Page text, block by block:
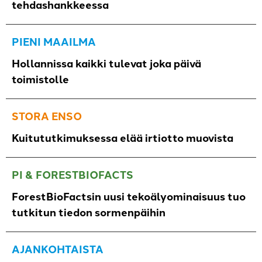
tehdashankkeessa
PIENI MAAILMA
Hollannissa kaikki tulevat joka päivä
toimistolle
STORA ENSO
Kuitututkimuksessa elää irtiotto muovista
PI & FORESTBIOFACTS
ForestBioFactsin uusi tekoälyominaisuus tuo
tutkitun tiedon sormenpäihin
AJANKOHTAISTA